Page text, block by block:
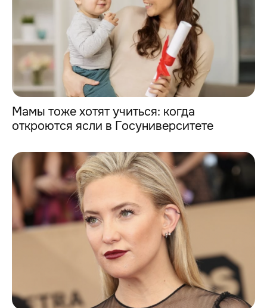
Мамы тоже хотят учиться: когда
откроются ясли в Госуниверситете